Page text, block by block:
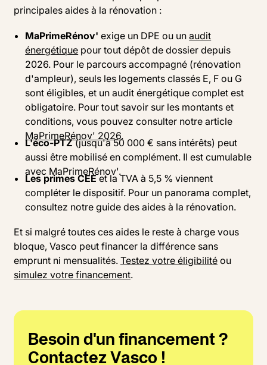
principales aides à la rénovation :
MaPrimeRénov' exige un DPE ou unaudit
énergétique pour tout dépôt de dossier depuis
2026. Pour le parcours accompagné (rénovation
d'ampleur), seuls les logements classés E, F ou G
sont éligibles, et un audit énergétique complet est
obligatoire. Pour tout savoir sur les montants et
conditions, vous pouvez consulter notre article
MaPrimeRénov' 2026.
L'éco-PTZ(jusqu'à 50 000 € sans intérêts) peut
aussi être mobilisé en complément. Il est cumulable
avec MaPrimeRénov'.
Les primes CEEet la TVA à 5,5 % viennent
compléter le dispositif. Pour un panorama complet,
consultez notre guide des aides à la rénovation.
Et si malgré toutes ces aides le reste à charge vous
bloque, Vasco peut financer la différence sans
emprunt ni mensualités. Testez votre éligibilité ou
simulez votre financement.
Besoin d'un financement ?
Contactez Vasco !